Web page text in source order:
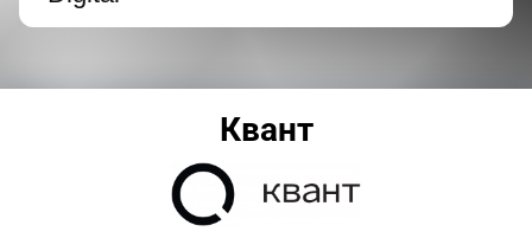
Квант